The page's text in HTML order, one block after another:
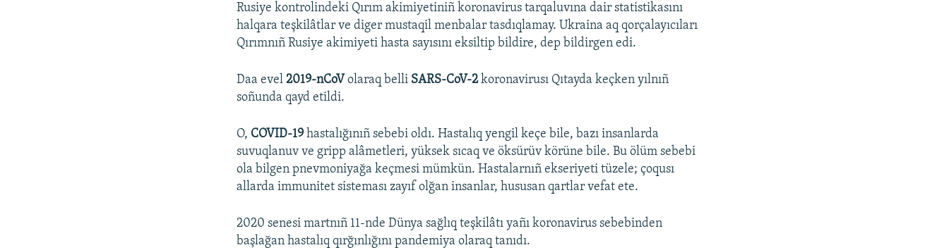
Rusiye kontrolindeki Qırım akimiyetiniñ koronavirus tarqaluvına dair statistikasını
halqara teşkilâtlar ve diger mustaqil menbalar tasdıqlamay. Ukraina aq qorçalayıcıları
Qırımnıñ Rusiye akimiyeti hasta sayısını eksiltip bildire, dep bildirgen edi.
Daa evel2019-nCoVolaraq belli SARS-CoV-2koronavirusı Qıtayda keçken yılnıñ
soñunda qayd etildi.
O, COVID-19 hastalığınıñ sebebi oldı. Hastalıq yengil keçe bile, bazı insanlarda
suvuqlanuv ve gripp alâmetleri, yüksek sıcaq ve öksürüv körüne bile. Bu ölüm sebebi
ola bilgen pnevmoniyağa keçmesi mümkün. Hastalarnıñ ekseriyeti tüzele; çoqusı
allarda immunitet sisteması zayıf olğan insanlar, hususan qartlar vefat ete.
2020 senesi martnıñ 11-nde Dünya sağlıq teşkilâtı yañı koronavirus sebebinden
başlağan hastalıq qırğınlığını pandemiya olaraq tanıdı.